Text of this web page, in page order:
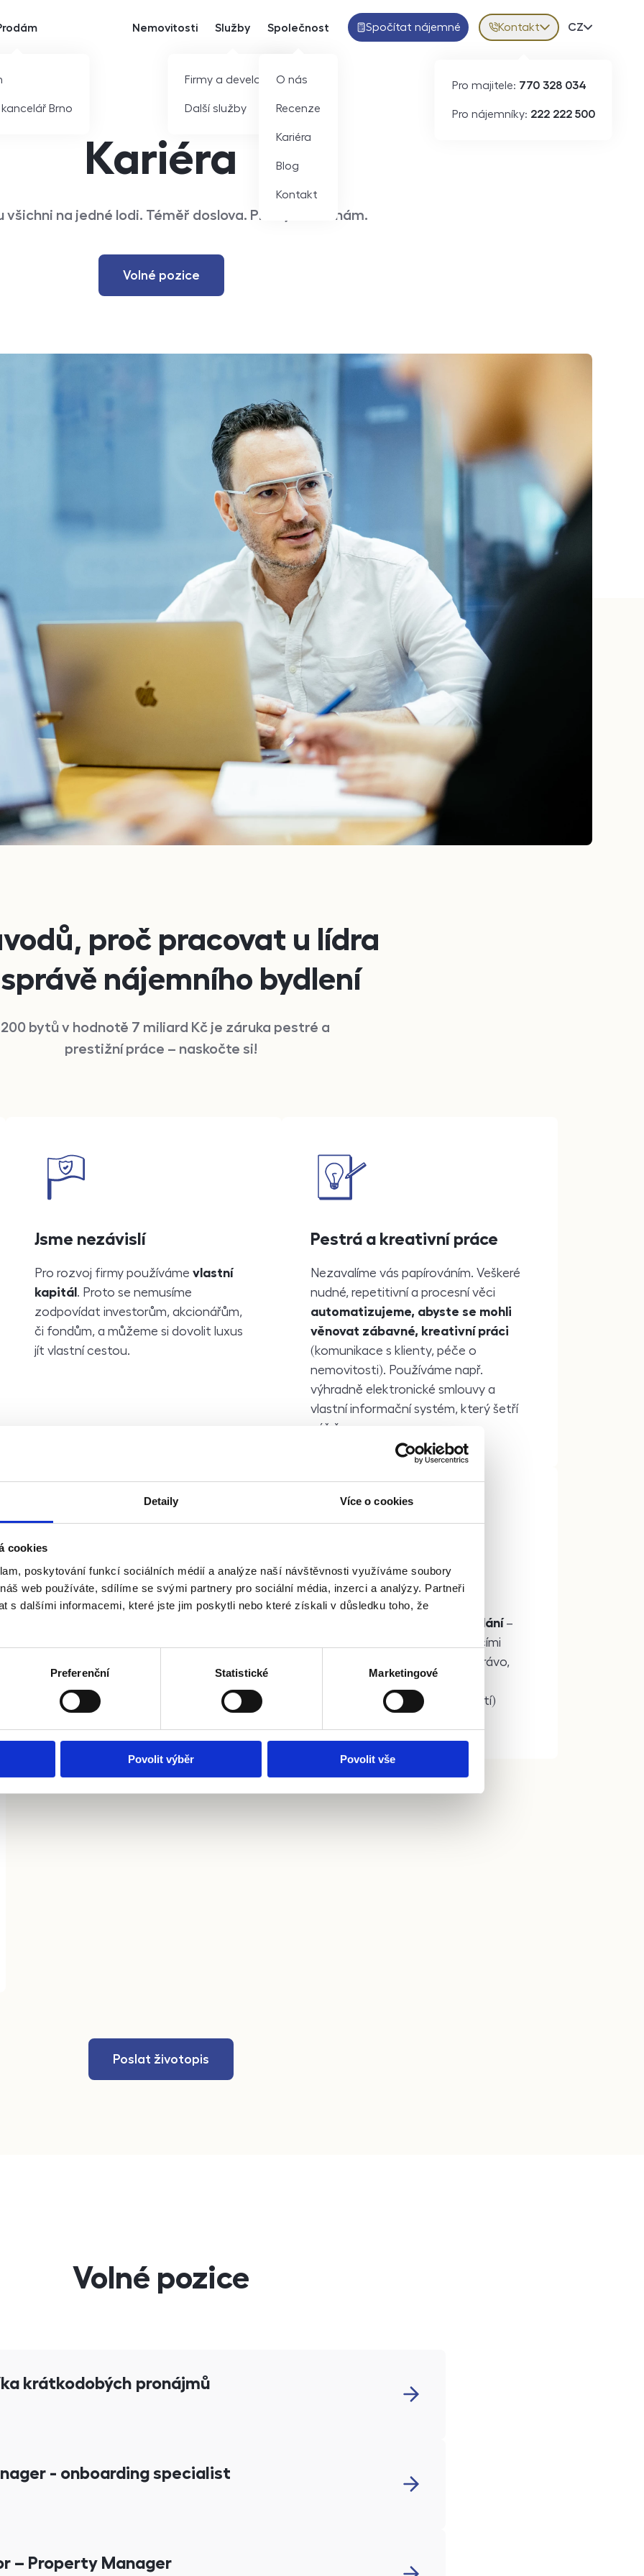
Detaily Více o cookies
cookies
poskytování funkcí sociálních médií a analýze naší návštěvnosti využíváme soubory
web používáte, sdílíme se svými partnery pro sociální média, inzerci a analýzy. Partneři
s dalšími informacemi, které jste jim poskytli nebo které získali v důsledku toho, že
Preferenční Statistické Marketingové
Povolit výběr Povolit vše
Brno
Nemovitosti Služby
Firmy a developeři
Další služby
Společnost
O nás
Recenze
Kariéra
Blog
Kontakt
Spočítat nájemné Kontakt
Pro majitele: 770 328 034
Pro nájemníky: 222 222 500
Volba
CZ
Kariéra
všichni na jedné lodi. Téměř doslova. Přidejte se k nám.
Volné pozice
proč pracovat u lídra
nájemního bydlení
200bytů v hodnotě 7 miliard Kčje záruka pestré a
prestižní práce – naskočte si!
Jsme nezávislí
Pro rozvoj firmy používáme vlastní
kapitál . Proto se nemusíme
zodpovídat investorům, akcionářům,
či fondům, a můžeme si dovolit luxus
jít vlastní cestou.
Pestrá a kreativní práce
Nezavalíme vás papírováním. Veškeré
nudné, repetitivní a procesní věci
automatizujeme, abyste se mohli
věnovat zábavné, kreativní práci
(komunikace s klienty, péče o
nemovitosti). Používáme např.
výhradně elektronické smlouvy a
vlastní informační systém, který šetří
váš čas.
Angličtina
denně používáme. Umíte si představit
lepší příležitost, jak své profesní cizí
Vzdělávání zdarma
Investujeme do vašeho vzdělání–
jazykové kurzy s rodilými mluvčími
nebo specializovaná školení (právo,
účetnictví, reality, technické
záležitosti v oblasti nemovitostí)
Poslat životopis
Volné pozice
krátkodobých pronájmů
- onboarding specialist
– Property Manager